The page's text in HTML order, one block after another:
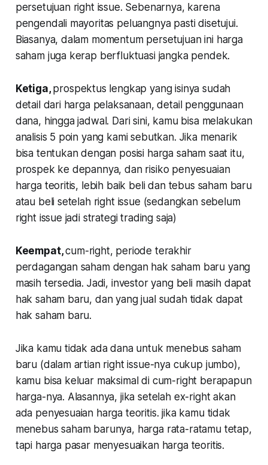
persetujuan right issue. Sebenarnya, karena
pengendali mayoritas peluangnya pasti disetujui.
Biasanya, dalam momentum persetujuan ini harga
saham juga kerap berfluktuasi jangka pendek.
Ketiga,prospektus lengkap yang isinya sudah
detail dari harga pelaksanaan, detail penggunaan
dana, hingga jadwal. Dari sini, kamu bisa melakukan
analisis 5 poin yang kami sebutkan. Jika menarik
bisa tentukan dengan posisi harga saham saat itu,
prospek ke depannya, dan risiko penyesuaian
harga teoritis, lebih baik beli dan tebus saham baru
atau beli setelah right issue (sedangkan sebelum
right issue jadi strategi trading saja)
Keempat,cum-right, periode terakhir
perdagangan saham dengan hak saham baru yang
masih tersedia. Jadi, investor yang beli masih dapat
hak saham baru, dan yang jual sudah tidak dapat
hak saham baru.
Jika kamu tidak ada dana untuk menebus saham
baru (dalam artian right issue-nya cukup jumbo),
kamu bisa keluar maksimal di cum-right berapapun
harga-nya. Alasannya, jika setelah ex-right akan
ada penyesuaian harga teoritis. jika kamu tidak
menebus saham barunya, harga rata-ratamu tetap,
tapi harga pasar menyesuaikan harga teoritis.